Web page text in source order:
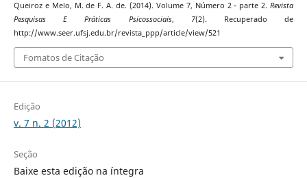
Queiroz e Melo, M. de F. A. de. (2014). Volume 7, Número 2 - parte 2.Revista
Pesquisas E Práticas Psicossociais, 7(2). Recuperado de
http://www.seer.ufsj.edu.br/revista_ppp/article/view/521
Fomatos de Citação
Edição
v. 7 n. 2 (2012)
Seção
Baixe esta edição na íntegra